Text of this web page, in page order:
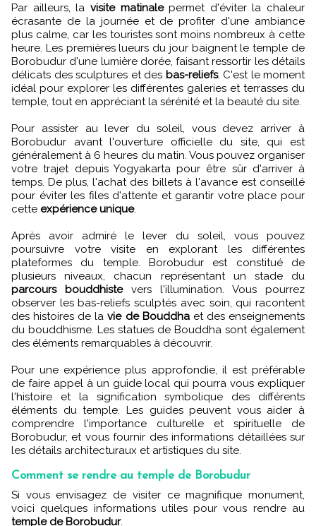
Par ailleurs, la visite matinalepermet d'éviter la chaleur
écrasante de la journée et de profiter d'une ambiance
plus calme, car les touristes sont moins nombreux à cette
heure. Les premières lueurs du jour baignent le temple de
Borobudur d'une lumière dorée, faisant ressortir les détails
délicats des sculptures et des bas-reliefs. C'est le moment
idéal pour explorer les différentes galeries et terrasses du
temple, tout en appréciant la sérénité et la beauté du site.
Pour assister au lever du soleil, vous devez arriver à
Borobudur avant l'ouverture officielle du site, qui est
généralement à 6 heures du matin. Vous pouvez organiser
votre trajet depuis Yogyakarta pour être sûr d'arriver à
temps. De plus, l'achat des billets à l'avance est conseillé
pour éviter les files d'attente et garantir votre place pour
cette expérience unique.
Après avoir admiré le lever du soleil, vous pouvez
poursuivre votre visite en explorant les différentes
plateformes du temple. Borobudur est constitué de
plusieurs niveaux, chacun représentant un stade du
parcours bouddhistevers l'illumination. Vous pourrez
observer les bas-reliefs sculptés avec soin, qui racontent
des histoires de lavie de Bouddhaet des enseignements
du bouddhisme. Les statues de Bouddha sont également
des éléments remarquables à découvrir.
Pour une expérience plus approfondie, il est préférable
de faire appel à un guide local qui pourra vous expliquer
l'histoire et la signification symbolique des différents
éléments du temple. Les guides peuvent vous aider à
comprendre l'importance culturelle et spirituelle de
Borobudur, et vous fournir des informations détaillées sur
les détails architecturaux et artistiques du site.
Comment se rendre au temple de Borobudur
Si vous envisagez de visiter ce magnifique monument,
voici quelques informations utiles pour vous rendre au
temple de Borobudur.